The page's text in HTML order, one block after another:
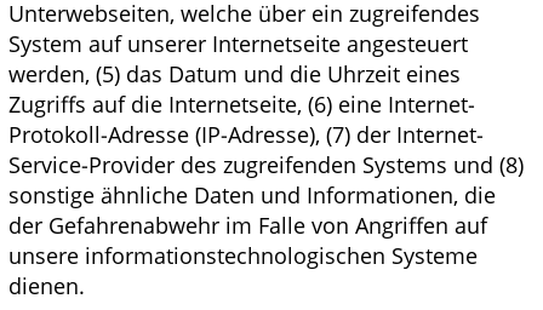
Unterwebseiten, welche über ein zugreifendes
System auf unserer Internetseite angesteuert
werden, (5) das Datum und die Uhrzeit eines
Zugriffs auf die Internetseite, (6) eine Internet-
Protokoll-Adresse (IP-Adresse), (7) der Internet-
Service-Provider des zugreifenden Systems und (8)
sonstige ähnliche Daten und Informationen, die
der Gefahrenabwehr im Falle von Angriffen auf
unsere informationstechnologischen Systeme
dienen.